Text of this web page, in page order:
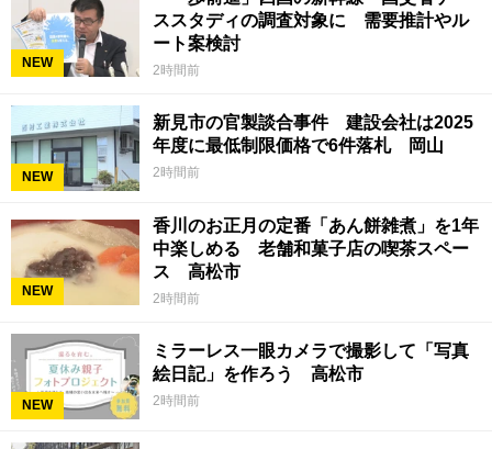
NEW
ススタディの調査対象に 需要推計やル
ート案検討
2時間前
NEW
新見市の官製談合事件 建設会社は2025
年度に最低制限価格で6件落札 岡山
2時間前
NEW
香川のお正月の定番「あん餅雑煮」を1年
中楽しめる 老舗和菓子店の喫茶スペー
ス 高松市
2時間前
NEW
ミラーレス一眼カメラで撮影して「写真
絵日記」を作ろう 高松市
2時間前